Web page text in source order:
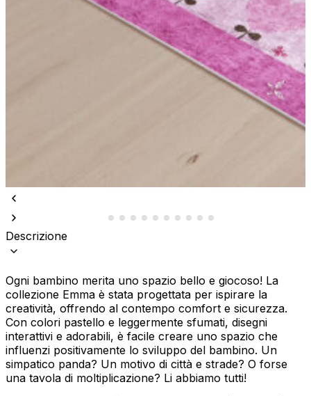
Descrizione
Ogni bambino merita uno spazio bello e giocoso! La
collezione Emma è stata progettata per ispirare la
creatività, offrendo al contempo comfort e sicurezza.
Con colori pastello e leggermente sfumati, disegni
interattivi e adorabili, è facile creare uno spazio che
influenzi positivamente lo sviluppo del bambino. Un
simpatico panda? Un motivo di città e strade? O forse
una tavola di moltiplicazione? Li abbiamo tutti!